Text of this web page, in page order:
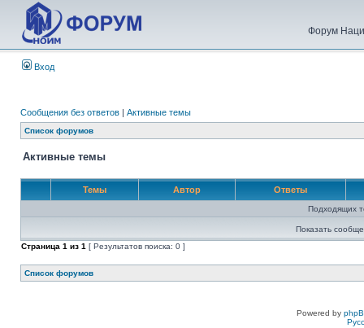
Форум
Вход
Сообщения без ответов | Активные темы
Список форумов
Активные темы
Темы Автор Ответы
Подходящих
Показать
Страница 1 из 1 [ Результатов поиска: 0 ]
Список форумов
Powered by